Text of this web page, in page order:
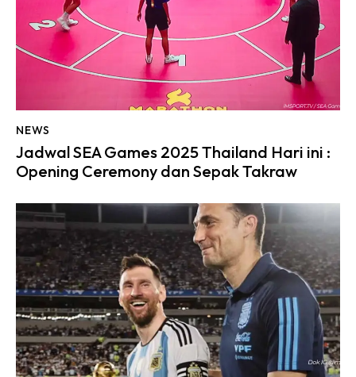
NEWS
Jadwal SEA Games 2025 Thailand Hari ini :
Opening Ceremony dan Sepak Takraw